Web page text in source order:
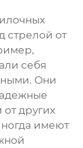
стрелой от
себя
Они
других
имеют